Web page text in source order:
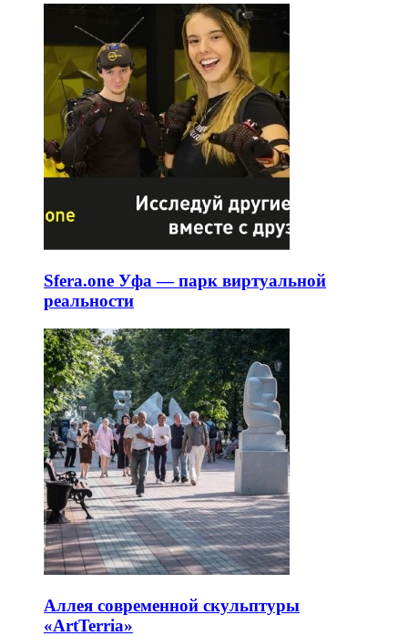
Sfera.one Уфа — парк виртуальной
реальности
Аллея современной скульптуры
«ArtTerria»